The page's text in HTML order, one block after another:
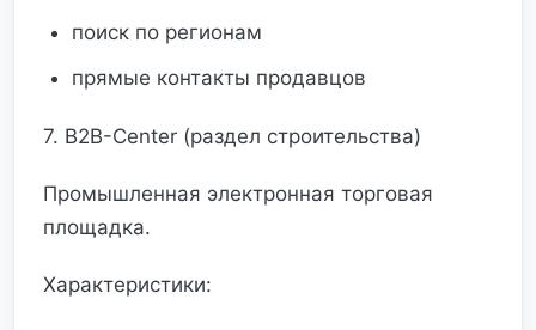
поиск по регионам
прямые контакты продавцов
7. B2B-Center (раздел строительства)
Промышленная электронная торговая
площадка.
Характеристики: